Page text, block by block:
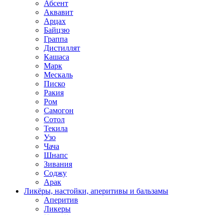
Абсент
Аквавит
Арцах
Байцзю
Граппа
Дистиллят
Кашаса
Марк
Мескаль
Писко
Ракия
Ром
Самогон
Сотол
Текила
Узо
Чача
Шнапс
Зивания
Соджу
Арак
Ликёры, настойки, аперитивы и бальзамы
Аперитив
Ликеры